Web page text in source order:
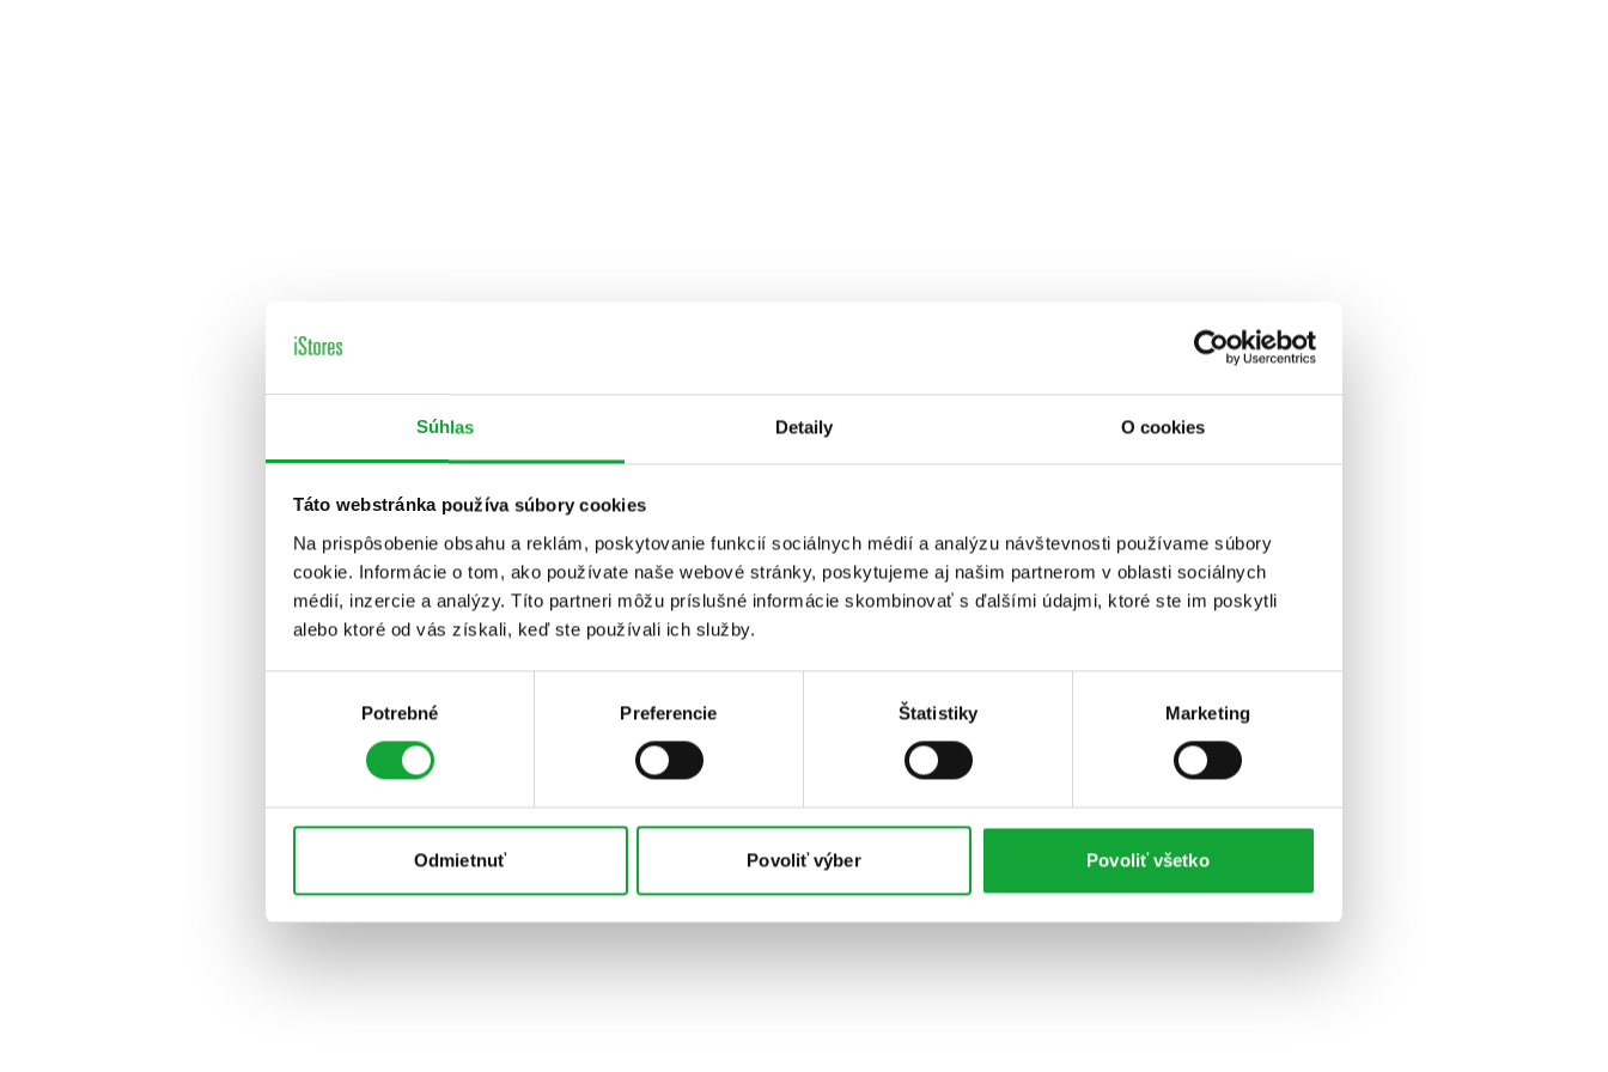
Súhlas Detaily O cookies
Táto webstránka používa súbory cookies
Na prispôsobenie obsahu a reklám, poskytovanie funkcií sociálnych médií a analýzu návštevnosti používame súbory
cookie. Informácie o tom, ako používate naše webové stránky, poskytujeme aj našim partnerom v oblasti sociálnych
médií, inzercie a analýzy. Títo partneri môžu príslušné informácie skombinovať s ďalšími údajmi, ktoré ste im poskytli
alebo ktoré od vás získali, keď ste používali ich služby.
Potrebné Preferencie Štatistiky Marketing
Odmietnuť Povoliť výber Povoliť všetko